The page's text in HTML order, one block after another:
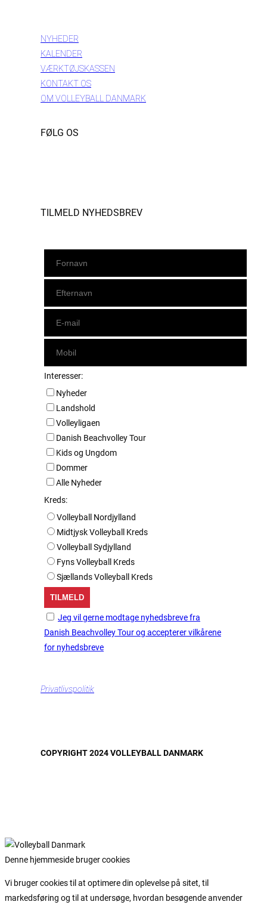
NYHEDER
KALENDER
VÆRKTØJSKASSEN
KONTAKT OS
OM VOLLEYBALL DANMARK
FØLG OS
TILMELD NYHEDSBREV
Interesser:
Nyheder
Landshold
Volleyligaen
Danish Beachvolley Tour
Kids og Ungdom
Dommer
Alle Nyheder
Kreds:
Volleyball Nordjylland
Midtjysk Volleyball Kreds
Volleyball Sydjylland
Fyns Volleyball Kreds
Sjællands Volleyball Kreds
Jeg vil gerne modtage nyhedsbreve fra
Danish Beachvolley Tour og accepterer vilkårene
for nyhedsbreve
Privatlivspolitik
COPYRIGHT 2024 VOLLEYBALL DANMARK
Denne hjemmeside bruger cookies
Vi bruger cookies til at optimere din oplevelse på sitet, til
markedsføring og til at undersøge, hvordan besøgende anvender